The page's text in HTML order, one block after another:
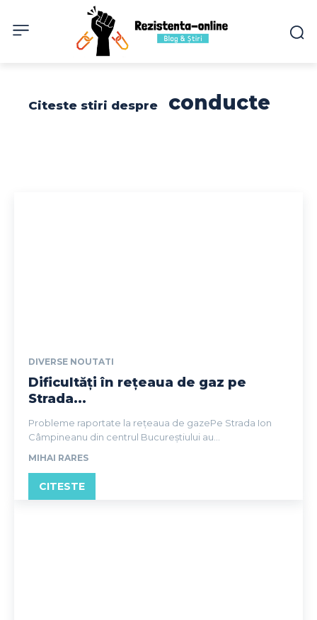
Citeste stiri despre conducte
DIVERSE NOUTATI
Dificultăți în rețeaua de gaz pe
Strada...
Probleme raportate la rețeaua de gazePe Strada Ion
Câmpineanu din centrul Bucureștiului au...
MIHAI RARES
CITESTE